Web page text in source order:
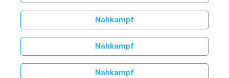
Nahkampf
Nahkampf
Nahkampf